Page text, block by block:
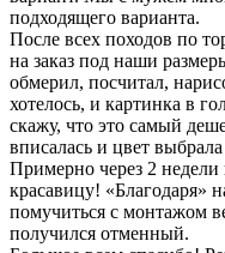
подходящего варианта.
После всех походов по
на заказ под наши
обмерил, посчитал,
хотелось, и картинка в
скажу, что это самый
вписалась и цвет
Примерно через 2
красавицу!
помучиться с монтажом
получился отменный.